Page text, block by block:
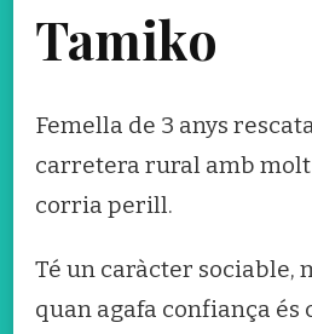
Tamiko
Femella de 3 anys
carretera rural amb
corria perill.
Té un caràcter sociable,
quan agafa confiança és